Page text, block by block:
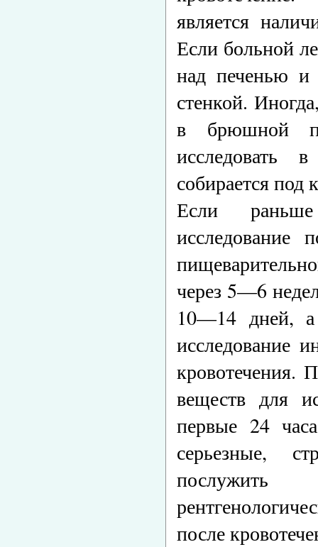
является
Если больной
над печенью
стенкой.
в брюшной
исследовать
собирается
Если раньше
исследование
через 5—6
10—14 дней, а
исследование
кровотечения.
веществ для
первые 24
серьезные,
послужить
после